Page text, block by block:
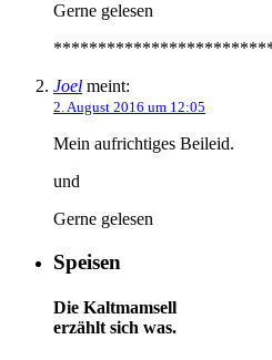
Gerne gelesen
Joel meint:
2. August 2016 um 12:05
Mein aufrichtiges Beileid.
und
Gerne gelesen
Speisen
Die Kaltmamsell
erzählt sich was.